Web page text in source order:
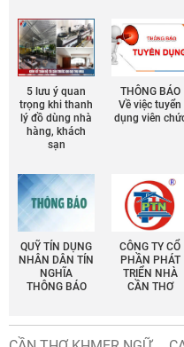
5 lưu ý quan
trọng khi thanh
lý đồ dùng nhà
hàng, khách
sạn
THÔNG BÁO
Về việc tuyển
dụng viên
QUỸ TÍN DỤNG
NHÂN DÂN TÍN
NGHĨA
THÔNG BÁO
CÔNG TY CỔ
PHẦN PHÁT
TRIỂN NHÀ
CẦN THƠ